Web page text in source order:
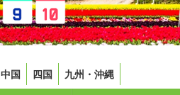
中国 四国 九州・沖縄